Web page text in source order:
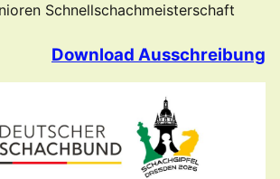
Schnellschachmeisterschaft
Download Ausschreibung